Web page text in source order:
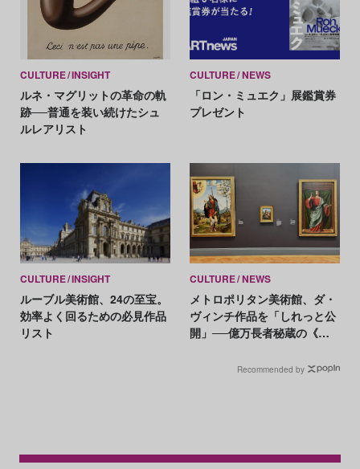
CULTURE INSIGHT
ルネ・マグリットの革命の軌
跡──普通を装い続けたシュ
ルレアリスト
CULTURE NEWS
「ロン・ミュエク」展鑑賞券
プレゼント
CULTURE INSIGHT
ルーブル美術館、24の至宝。
効率よく回るための必見作品
リスト
CULTURE NEWS
メトロポリタン美術館、ダ・
ヴィンチ作品を「しれっと公
開」──億万長者秘蔵の《糸
Recommended by